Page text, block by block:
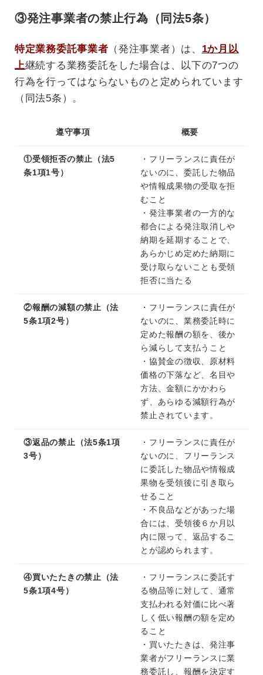
③発注事業者の禁止行為（同法5条）
特定業務委託事業者 （発注事業者）は、 1か月以
上継続する業務委託をした場合は、以下の7つの
行為を行ってはならないものと定められています
（同法5条）。
遵守事項 概要
①受領拒否の禁止（法5
条1項1号）
・フリーランスに責任が
ないのに、委託した物品
や情報成果物の受取を拒
むこと
・発注事業者の一方的な
都合による発注取消しや
納期を延期することで、
あらかじめ定めた納期に
受け取らないことも受領
拒否に当たる
②報酬の減額の禁止（法
5条1項2号）
・フリーランスに責任が
ないのに、業務委託時に
定めた報酬の額を、後か
ら減らして支払うこと
・協賛金の徴収、原材料
価格の下落など、名目や
方法、金額にかかわら
ず、あらゆる減額行為が
禁止されています。
③返品の禁止（法5条1項
3号）
・フリーランスに責任が
ないのに、フリーランス
に委託した物品や情報成
果物を受領後に引き取ら
せること
・不良品などがあった場
合には、受領後６か月以
内に限って、返品するこ
とが認められます。
④買いたたきの禁止（法
5条1項4号）
・フリーランスに委託す
る物品等に対して、通常
支払われる対価に比べ著
しく低い報酬の額を定め
ること
・買いたたきは、発注事
業者がフリーランスに業
務委託し、報酬を決定す